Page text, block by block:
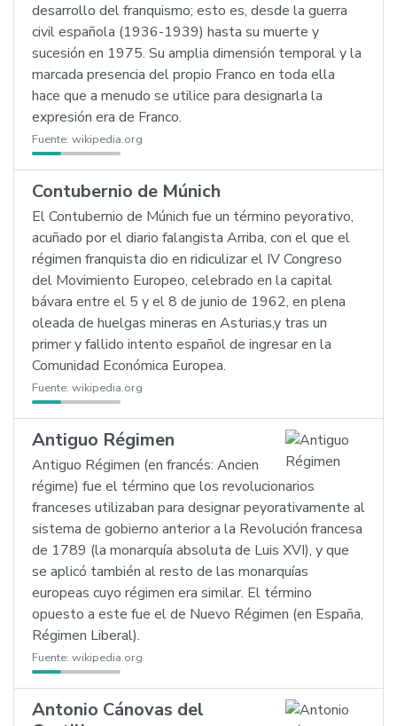
desarrollo del franquismo; esto es, desde la guerra
civil española (1936-1939) hasta su muerte y
sucesión en 1975. Su amplia dimensión temporal y la
marcada presencia del propio Franco en toda ella
hace que a menudo se utilice para designarla la
expresión era de Franco.
Fuente: wikipedia.org
Contubernio de Múnich
El Contubernio de Múnich fue un término peyorativo,
acuñado por el diario falangista Arriba, con el que el
régimen franquista dio en ridiculizar el IV Congreso
del Movimiento Europeo, celebrado en la capital
bávara entre el 5 y el 8 de junio de 1962, en plena
oleada de huelgas mineras en Asturias,y tras un
primer y fallido intento español de ingresar en la
Comunidad Económica Europea.
Fuente: wikipedia.org
Antiguo Régimen
Antiguo Régimen (en francés: Ancien
régime) fue el término que los revolucionarios
franceses utilizaban para designar peyorativamente al
sistema de gobierno anterior a la Revolución francesa
de 1789 (la monarquía absoluta de Luis XVI), y que
se aplicó también al resto de las monarquías
europeas cuyo régimen era similar. El término
opuesto a este fue el de Nuevo Régimen (en España,
Régimen Liberal).
Fuente: wikipedia.org
Antonio Cánovas del